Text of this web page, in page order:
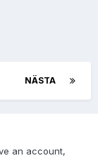
NÄSTA
an account,